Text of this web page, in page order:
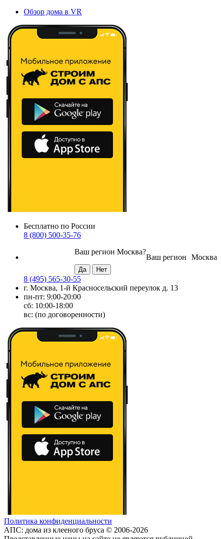
Обзор дома в VR
Бесплатно по России
8 (800) 500-35-76
Москва
Ваш регион
Ваш регион Москва?
8 (495) 565-30-55
г. Москва, 1-й Красносельский переулок д. 13
пн-пт: 9:00-20:00
сб: 10:00-18:00
вс: (по договоренности)
Политика конфиденциальности
АПС: дома из клееного бруса © 2006-2026